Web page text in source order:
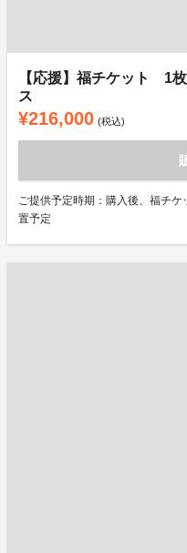
【応援】福チケット 1
ス
¥216,000 (税込)
ご提供予定時期：購入後、福チ
置予定